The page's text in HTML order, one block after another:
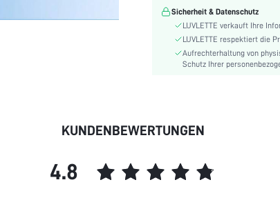
Unterstützung:
Festivals:
Po,
Taillierung:
Muster:
Sicherheit & Datenschutz
LUVLETTE verkauft Ihre
LUVLETTE respektiert die
Aufrechterhaltung von
Schutz Ihrer
KUNDENBEWERTUNGEN
4.8